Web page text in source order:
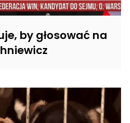
by głosować na